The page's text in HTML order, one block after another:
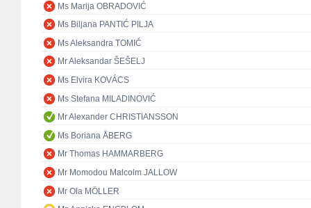
Ms Marija OBRADOVIĆ
Ms Biljana PANTIĆ PILJA
Ms Aleksandra TOMIĆ
Mr Aleksandar ŠEŠELJ
Ms Elvira KOVÁCS
Ms Stefana MILADINOVIĆ
Mr Alexander CHRISTIANSSON
Ms Boriana ÅBERG
Mr Thomas HAMMARBERG
Mr Momodou Malcolm JALLOW
Mr Ola MÖLLER